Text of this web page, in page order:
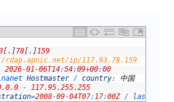
[ . ]78[ . ]159
rdap.apnic.net/ip/117.93.78.159
2026-01-06T14:54:09+00:00
Hostmaster / country:
中国
-
117.95.255.255
=2008-09-04T07:17:00Z / last